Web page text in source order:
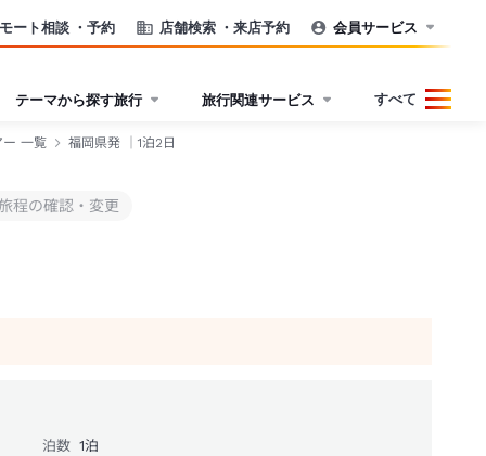
ート相談 ・予約 店舗検索 ・来店予約 会員サービス
テーマから探す旅行 旅行関連サービス すべて
ー 一覧 福岡県発 ｜1泊2日
程の確認・変更
泊数 1泊